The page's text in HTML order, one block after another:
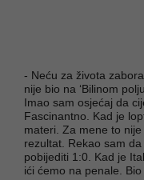
- Neću za života
nije bio na ‘Bilinom
Imao sam osjećaj da
Fascinantno. Kad je
materi. Za mene to
rezultat. Rekao sam
pobijediti 1:0. Kad je
ići ćemo na penale.